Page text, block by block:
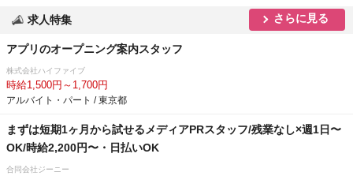
求人特集 さらに見る
アプリのオープニング案内スタッフ
株式会社ハイファイブ
時給1,500円～1,700円
アルバイト・パート / 東京都
まずは短期1ヶ月から試せるメディアPRスタッフ/残業なし×週1日〜
OK/時給2,200円〜・日払いOK
合同会社ジーニー